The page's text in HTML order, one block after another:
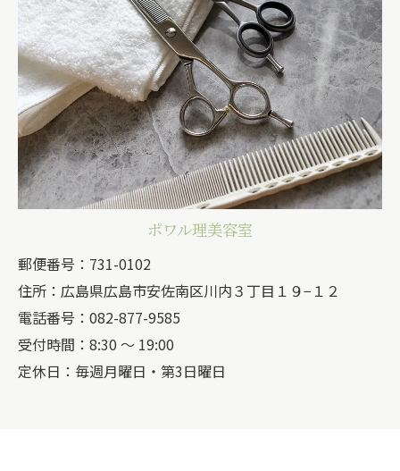
ポワル理美容室
郵便番号：731-0102
住所：広島県広島市安佐南区川内３丁目１９−１２
電話番号：082-877-9585
受付時間：8:30 ～ 19:00
定休日：毎週月曜日・第3日曜日